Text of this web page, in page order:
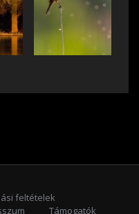
feltételek
Támogatók